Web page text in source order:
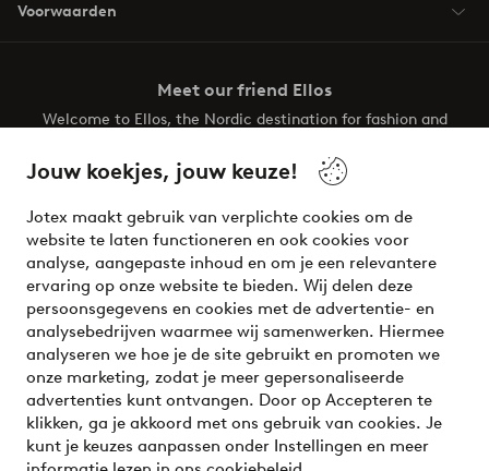
Jouw koekjes, jouw keuze!
Jotex maakt gebruik van verplichte cookies om de
website te laten functioneren en ook cookies voor
analyse, aangepaste inhoud en om je een relevantere
ervaring op onze website te bieden. Wij delen deze
persoonsgegevens en cookies met de advertentie- en
analysebedrijven waarmee wij samenwerken. Hiermee
analyseren we hoe je de site gebruikt en promoten we
onze marketing, zodat je meer gepersonaliseerde
advertenties kunt ontvangen. Door op Accepteren te
klikken, ga je akkoord met ons gebruik van cookies. Je
kunt je keuzes aanpassen onder Instellingen en meer
Voorwaarden
Meet our friend Ellos
Welcome to Ellos, the Nordic destination for fashion and
your wardrobe. Your next inspiring look is here!
Veilig betalen - Nu betalen of opsplitsen
Wil je meer weten over onze betaalopties?